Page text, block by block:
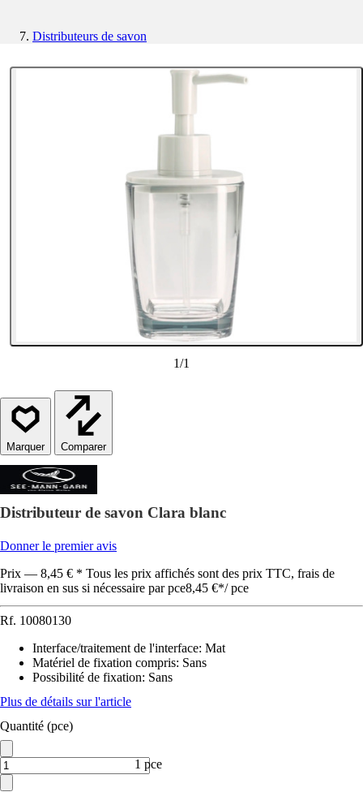
Distributeurs de savon
1/1
Comparer
Distributeur de savon Clara blanc
Donner le premier avis
Prix — 8,45 € * Tous les prix affichés sont des prix TTC, frais de
livraison en sus si nécessaire par pce8,45 €*/ pce
Rf. 10080130
Interface/traitement de l'interface: Mat
Matériel de fixation compris: Sans
Possibilité de fixation: Sans
Plus de détails sur l'article
Quantité (pce)
1 pce